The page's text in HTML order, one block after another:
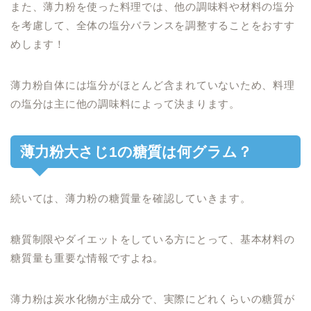
また、薄力粉を使った料理では、他の調味料や材料の塩分
を考慮して、全体の塩分バランスを調整することをおすす
めします！
薄力粉自体には塩分がほとんど含まれていないため、料理
の塩分は主に他の調味料によって決まります。
薄力粉大さじ1の糖質は何グラム？
続いては、薄力粉の糖質量を確認していきます。
糖質制限やダイエットをしている方にとって、基本材料の
糖質量も重要な情報ですよね。
薄力粉は炭水化物が主成分で、実際にどれくらいの糖質が